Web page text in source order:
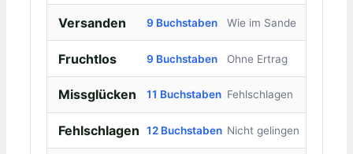
Versanden 9 Buchstaben Wie im Sande
Fruchtlos 9 Buchstaben Ohne Ertrag
Missglücken 11 Buchstaben Fehlschlagen
Fehlschlagen 12 Buchstaben Nicht gelingen